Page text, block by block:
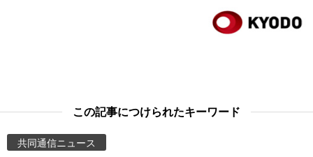
この記事につけられたキーワード
共同通信ニュース